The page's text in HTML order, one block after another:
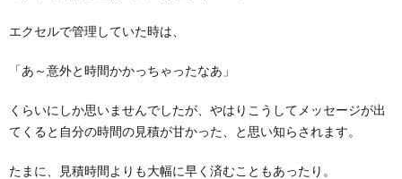
エクセルで管理していた時は、
「あ～意外と時間かかっちゃったなあ」
くらいにしか思いませんでしたが、やはりこうしてメッセージが出
てくると自分の時間の見積が甘かった、と思い知らされます。
たまに、見積時間よりも大幅に早く済むこともあったり。